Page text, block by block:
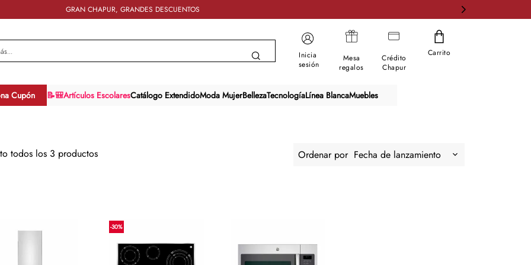
GRAN CHAPUR, GRANDES DESCUENTOS
más...
Inicia
sesión
Mesa
regalos
Crédito
Chapur
Carrito
Cupón 📝🎒Artículos EscolaresCatálogo ExtendidoModa MujerBellezaTecnologíaLínea BlancaMuebles
todos los 3 productos Ordenar por Fecha de lanzamiento
-30%